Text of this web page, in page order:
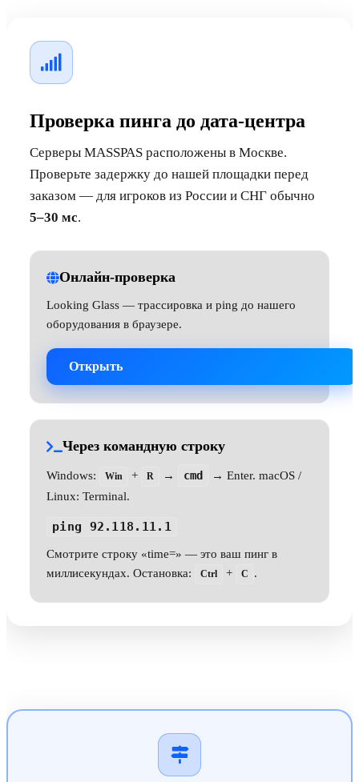
Проверка пинга до дата-центра
Серверы MASSPAS расположены в Москве.
Проверьте задержку до нашей площадки перед
заказом — для игроков из России и СНГ обычно
5–30 мс.
Онлайн-проверка
Looking Glass — трассировка и ping до нашего
оборудования в браузере.
Открыть
Через командную строку
Windows: Win + R → cmd
→ Enter. macOS /
Linux: Terminal.
ping 92.118.11.1
Смотрите строку «time=» — это ваш пинг в
миллисекундах. Остановка:
Ctrl + C .